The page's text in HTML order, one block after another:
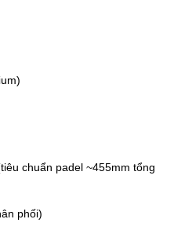
chuẩn padel ~455mm tổng
phối)